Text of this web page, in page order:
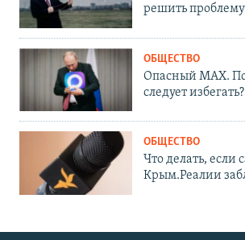
решить
ОБЩЕСТВО
Опасный MAX.
следует избегать?
ОБЩЕСТВО
Что делать, если
Крым.Реалии